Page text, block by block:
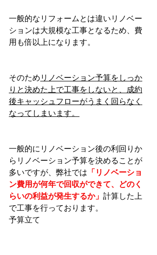
一般的なリフォームとは違いリノベー
ションは大規模な工事となるため、費
用も倍以上になります。
そのため リノベーション予算をしっか
りと決めた上で工事をしないと、成約
後キャッシュフローがうまく回らなく
なってしまいます。
一般的にリノベーション後の利回りか
らリノベーション予算を決めることが
多いですが、弊社では 「リノベーショ
ン費用が何年で回収ができて、どのく
らいの利益が発生するか」 計算した上
で工事を行っております。
予算立て